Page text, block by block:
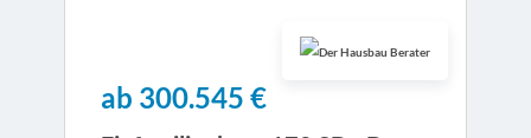
ab 300.545 €